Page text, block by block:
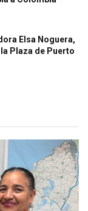
Elsa Noguera,
Plaza de Puerto